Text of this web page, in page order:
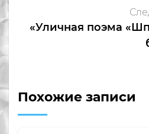
«Уличная поэма
Похожие записи